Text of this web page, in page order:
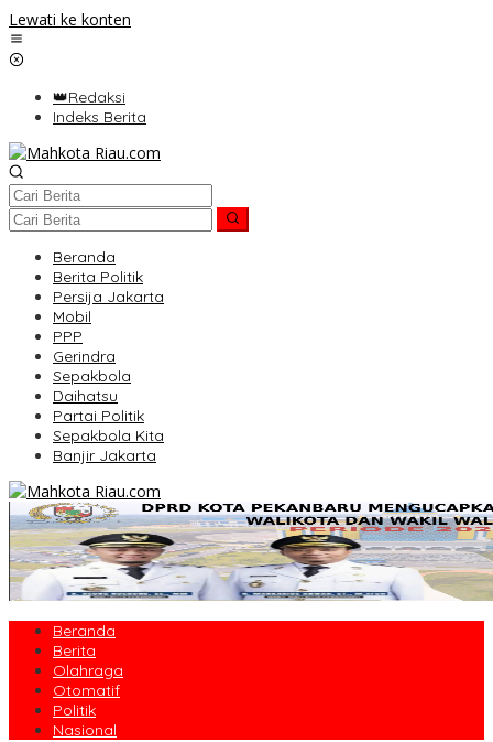
Lewati ke konten
👑Redaksi
Indeks Berita
Beranda
Berita Politik
Persija Jakarta
Mobil
PPP
Gerindra
Sepakbola
Daihatsu
Partai Politik
Sepakbola Kita
Banjir Jakarta
Beranda
Berita
Olahraga
Otomatif
Politik
Nasional